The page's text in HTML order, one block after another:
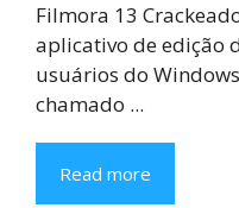
Filmora 13
aplicativo de edição
usuários do
chamado ...
Read more